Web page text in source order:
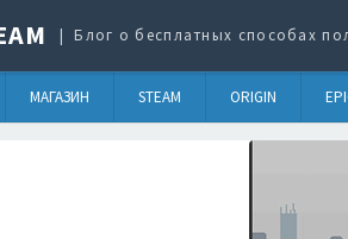
Блог о бесплатных способах
МАГАЗИН STEAM ORIGIN